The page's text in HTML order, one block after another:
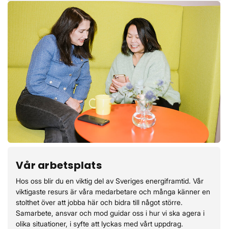
Vår arbetsplats
Hos oss blir du en viktig del av Sveriges energiframtid. Vår
viktigaste resurs är våra medarbetare och många känner en
stolthet över att jobba här och bidra till något större.
Samarbete, ansvar och mod guidar oss i hur vi ska agera i
olika situationer, i syfte att lyckas med vårt uppdrag.